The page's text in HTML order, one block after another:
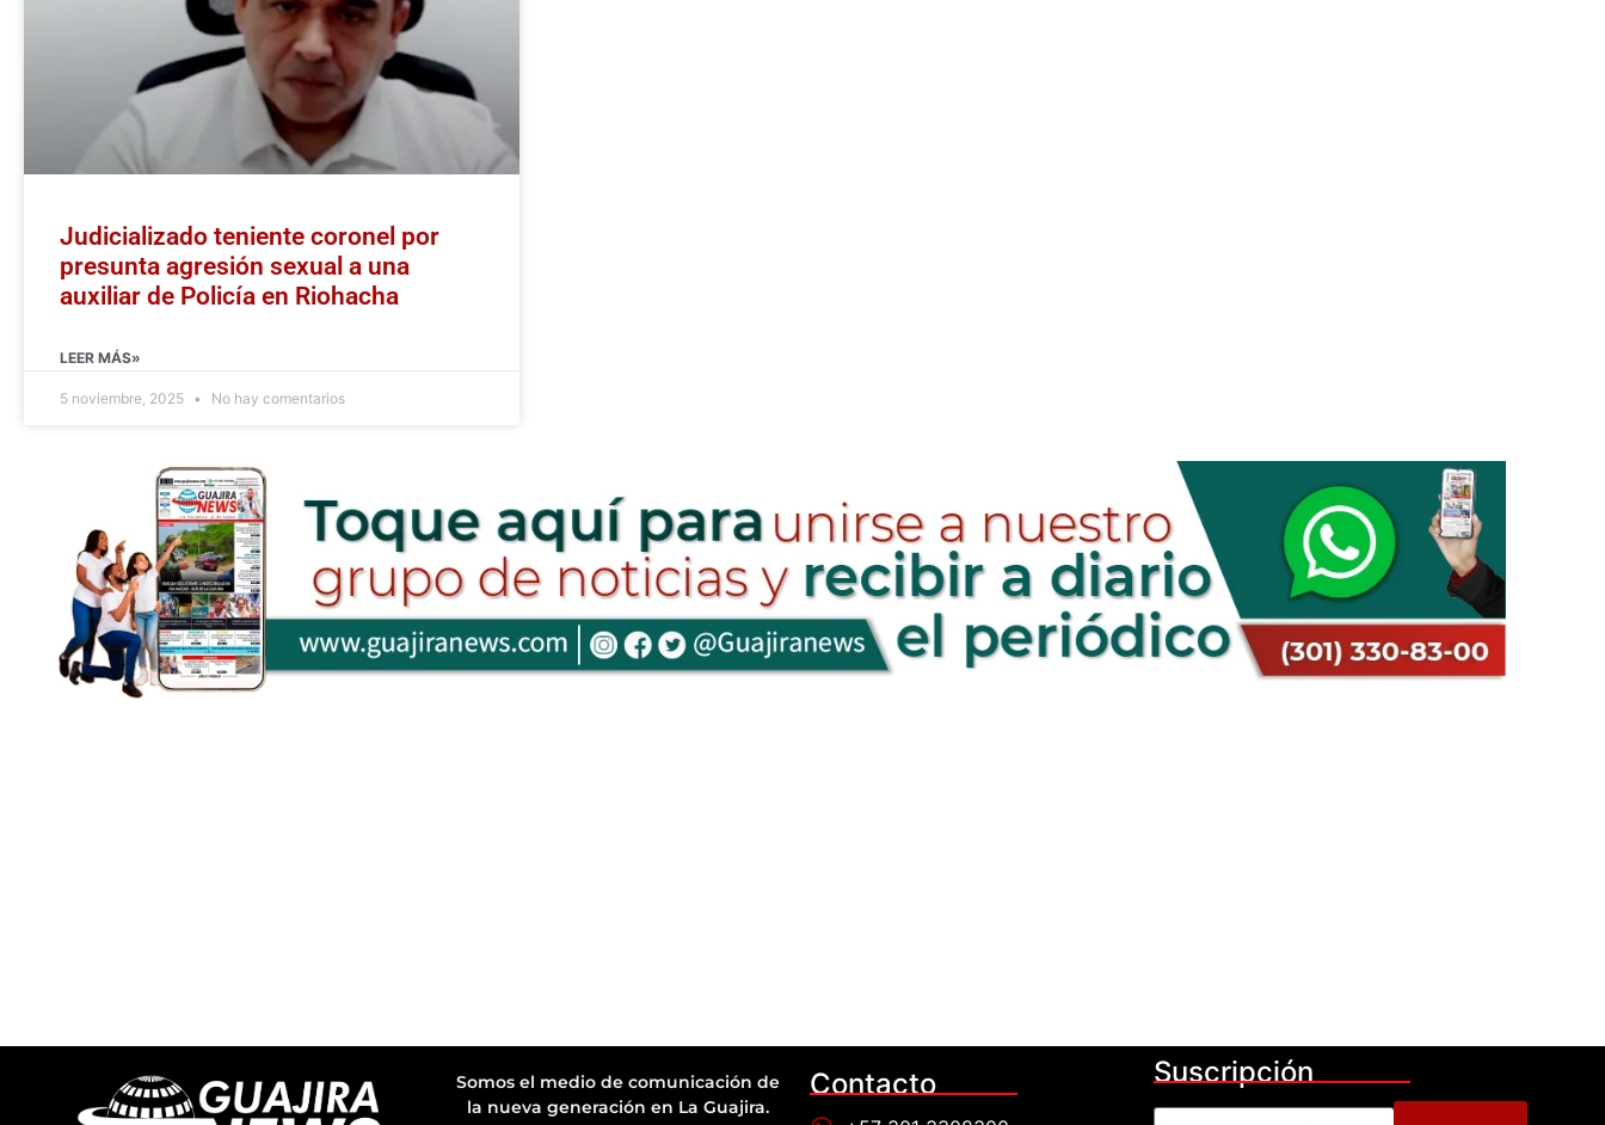
Judicializado teniente coronel por
presunta agresión sexual a una
auxiliar de Policía en Riohacha
LEER MÁS»
5 noviembre, 2025 No hay comentarios
Somos el medio de comunicación de
la nueva generación en La Guajira.
Contacto Suscripción